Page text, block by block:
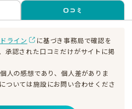
口コミ
ライン
に基づき事務局で確認を
承認された口コミだけがサイトに掲
人の感想であり、個人差がありま
ついては施設にお問い合わせくださ